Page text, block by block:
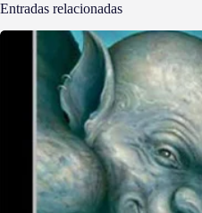
Entradas relacionadas